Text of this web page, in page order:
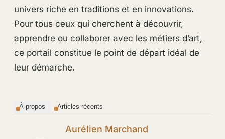
univers riche en traditions et en innovations.
Pour tous ceux qui cherchent à découvrir,
apprendre ou collaborer avec les métiers d’art,
ce portail constitue le point de départ idéal de
leur démarche.
À propos Articles récents
Aurélien Marchand